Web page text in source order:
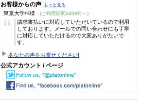
お客様からの声 もっと見る
東京大学/K様 (ご利用期間2009年～)
“
請求書払いに対応していただいているので利用
しております。メールでの問い合わせにも丁寧
に対応していただけるので大変ありがたいで
す。
あなたの声をお寄せください!
公式アカウント / ページ